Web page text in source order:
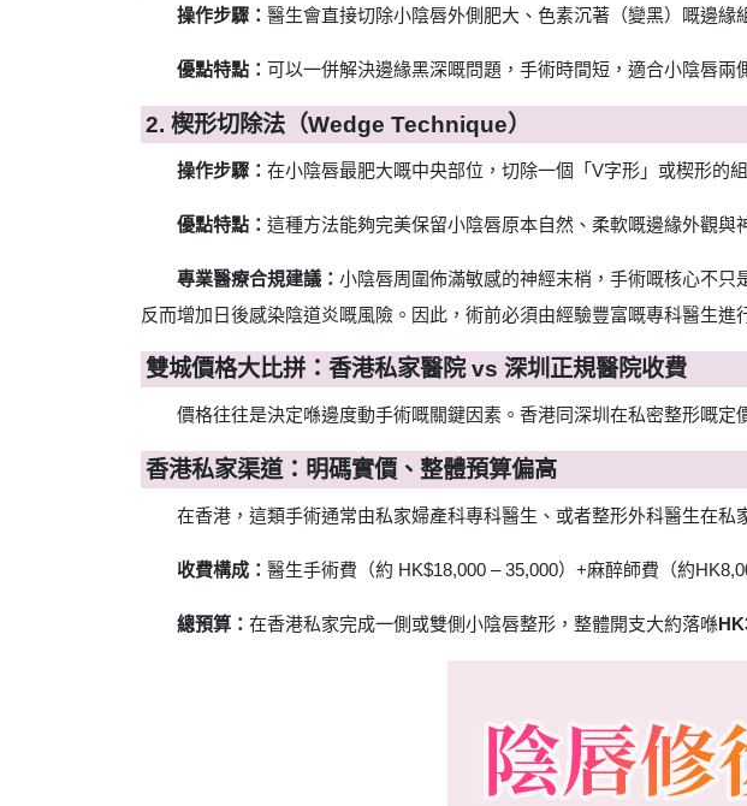
操作步驟： 醫生會直接切除小陰唇外側肥大、色素沉著（變黑）嘅邊緣
優點特點： 可以一併解決邊緣黑深嘅問題，手術時間短，適合小陰唇兩
2. 楔形切除法（Wedge Technique）
操作步驟： 在小陰唇最肥大嘅中央部位，切除一個「V字形」或楔形的
優點特點： 這種方法能夠完美保留小陰唇原本自然、柔軟嘅邊緣外觀
專業醫療合規建議： 小陰唇周圍佈滿敏感的神經末梢，手術嘅核心不只
反而增加日後感染陰道炎嘅風險。因此，術前必須由經驗豐富嘅專科醫生進
雙城價格大比拼：香港私家醫院 vs 深圳正規醫院收費
價格往往是決定喺邊度動手術嘅關鍵因素。香港同深圳在私密整形嘅定
香港私家渠道：明碼實價、整體預算偏高
在香港，這類手術通常由私家婦產科專科醫生、或者整形外科醫生在私
收費構成： 醫生手術費（約 HK$18,000 – 35,000）+麻醉師費（約
總預算： 在香港私家完成一側或雙側小陰唇整形，整體開支大約落喺